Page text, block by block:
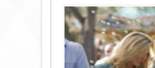
〈Disney
魔
幻
手
環
遊